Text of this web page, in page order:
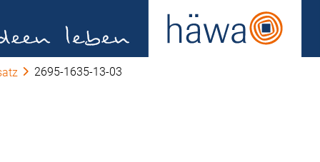
2695-1635-13-03